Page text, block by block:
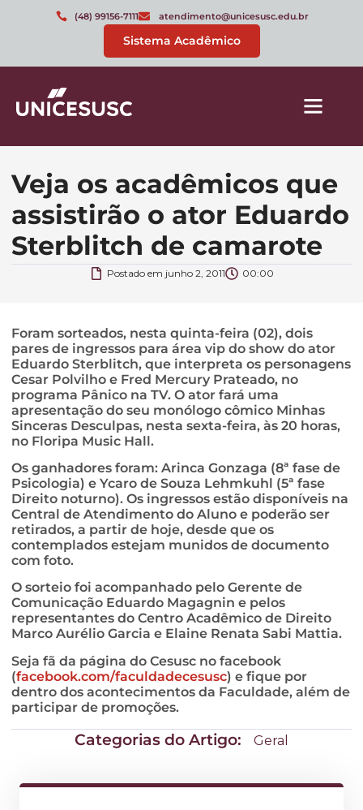
(48) 99156-7111 atendimento@unicesusc.edu.br
Sistema Acadêmico
Veja os acadêmicos que
assistirão o ator Eduardo
Sterblitch de camarote
Postado em junho 2, 2011 00:00
Foram sorteados, nesta quinta-feira (02), dois
pares de ingressos para área vip do show do ator
Eduardo Sterblitch, que interpreta os personagens
Cesar Polvilho e Fred Mercury Prateado, no
programa Pânico na TV. O ator fará uma
apresentação do seu monólogo cômico Minhas
Sinceras Desculpas, nesta sexta-feira, às 20 horas,
no Floripa Music Hall.
Os ganhadores foram: Arinca Gonzaga (8ª fase de
Psicologia) e Ycaro de Souza Lehmkuhl (5ª fase
Direito noturno). Os ingressos estão disponíveis na
Central de Atendimento do Aluno e poderão ser
retirados, a partir de hoje, desde que os
contemplados estejam munidos de documento
com foto.
O sorteio foi acompanhado pelo Gerente de
Comunicação Eduardo Magagnin e pelos
representantes do Centro Acadêmico de Direito
Marco Aurélio Garcia e Elaine Renata Sabi Mattia.
Seja fã da página do Cesusc no facebook
(facebook.com/faculdadecesusc) e fique por
dentro dos acontecimentos da Faculdade, além de
participar de promoções.
Categorias do Artigo: Geral